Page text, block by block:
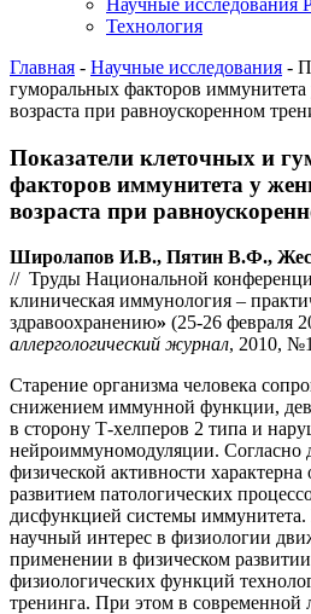
Научные исследования
Технология
Главная - Научные исследования -
гуморальных факторов
возраста при равноускоренном
Показатели клеточных и
факторов иммунитета у
возраста при
Широлапов И.В., Пятин В.Ф.,
// Труды Национальной
клиническая иммунология –
здравоохранению» (25-26 февраля
аллергологический журнал, 2010,
Старение организма человека
снижением иммунной функции,
в сторону Т-хелперов 2 типа и
нейроиммуномодуляции. Согласно
физической активности характерна
развитием патологических
дисфункцией системы иммунитета.
научный интерес в физиологии
применении в физическом
физиологических функций
тренинга. При этом в современной